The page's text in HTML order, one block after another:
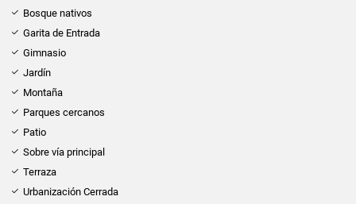
Bosque nativos
Garita de Entrada
Gimnasio
Jardín
Montaña
Parques cercanos
Patio
Sobre vía principal
Terraza
Urbanización Cerrada